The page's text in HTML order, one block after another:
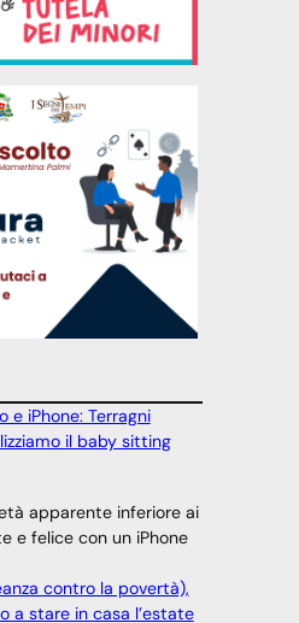
e iPhone: Terragni
il baby sitting
apparente inferiore ai
e felice con un iPhone
contro la povertà),
a stare in casa l’estate